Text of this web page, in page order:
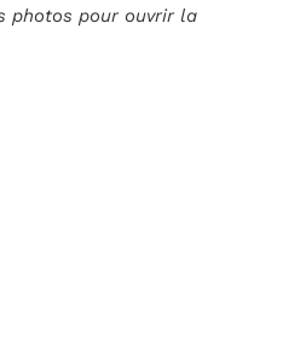
photos pour ouvrir la